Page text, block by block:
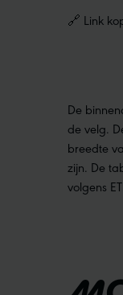
🔗 Link
De
de velg.
breedte
zijn. De
volgens